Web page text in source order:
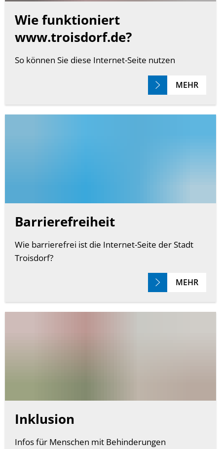
Wie funktioniert
www.troisdorf.de?
So können Sie diese Internet-Seite nutzen
MEHR
Barrierefreiheit
Wie barrierefrei ist die Internet-Seite der Stadt
Troisdorf?
MEHR
Inklusion
Infos für Menschen mit Behinderungen